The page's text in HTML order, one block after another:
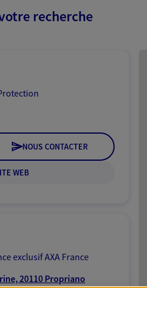
recherche
NOUS CONTACTER
WEB
exclusif AXA France
20110 Propriano